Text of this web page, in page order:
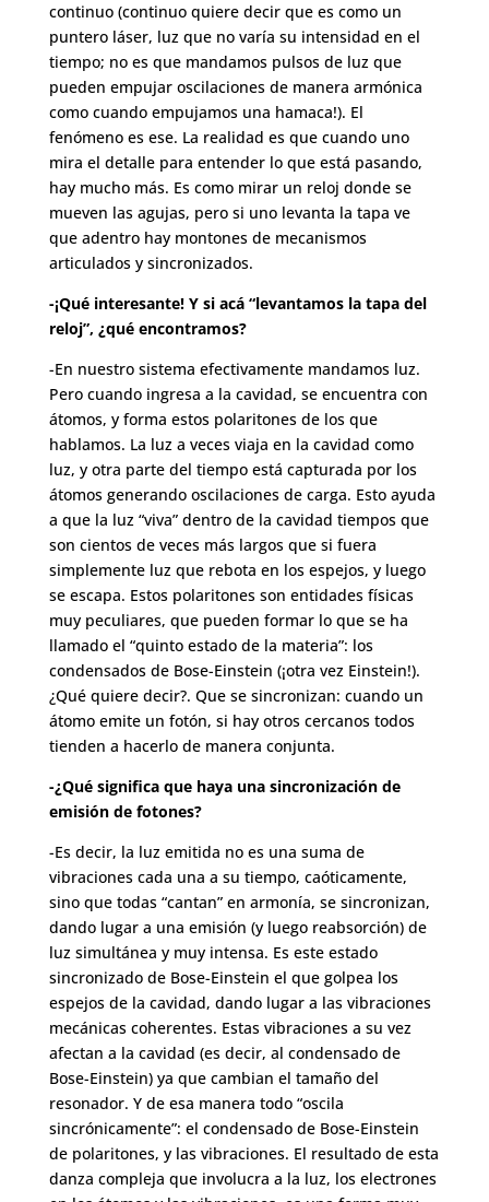
continuo (continuo quiere decir que es como un
puntero láser, luz que no varía su intensidad en el
tiempo; no es que mandamos pulsos de luz que
pueden empujar oscilaciones de manera armónica
como cuando empujamos una hamaca!). El
fenómeno es ese. La realidad es que cuando uno
mira el detalle para entender lo que está pasando,
hay mucho más. Es como mirar un reloj donde se
mueven las agujas, pero si uno levanta la tapa ve
que adentro hay montones de mecanismos
articulados y sincronizados.
-¡Qué interesante! Y si acá “levantamos la tapa del
reloj”, ¿qué encontramos?
-En nuestro sistema efectivamente mandamos luz.
Pero cuando ingresa a la cavidad, se encuentra con
átomos, y forma estos polaritones de los que
hablamos. La luz a veces viaja en la cavidad como
luz, y otra parte del tiempo está capturada por los
átomos generando oscilaciones de carga. Esto ayuda
a que la luz “viva” dentro de la cavidad tiempos que
son cientos de veces más largos que si fuera
simplemente luz que rebota en los espejos, y luego
se escapa. Estos polaritones son entidades físicas
muy peculiares, que pueden formar lo que se ha
llamado el “quinto estado de la materia”: los
condensados de Bose-Einstein (¡otra vez Einstein!).
¿Qué quiere decir?. Que se sincronizan: cuando un
átomo emite un fotón, si hay otros cercanos todos
tienden a hacerlo de manera conjunta.
-¿Qué significa que haya una sincronización de
emisión de fotones?
-Es decir, la luz emitida no es una suma de
vibraciones cada una a su tiempo, caóticamente,
sino que todas “cantan” en armonía, se sincronizan,
dando lugar a una emisión (y luego reabsorción) de
luz simultánea y muy intensa. Es este estado
sincronizado de Bose-Einstein el que golpea los
espejos de la cavidad, dando lugar a las vibraciones
mecánicas coherentes. Estas vibraciones a su vez
afectan a la cavidad (es decir, al condensado de
Bose-Einstein) ya que cambian el tamaño del
resonador. Y de esa manera todo “oscila
sincrónicamente”: el condensado de Bose-Einstein
de polaritones, y las vibraciones. El resultado de esta
danza compleja que involucra a la luz, los electrones